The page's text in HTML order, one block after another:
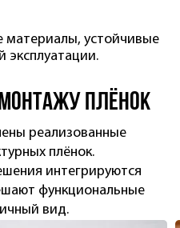
материалы, устойчивые
эксплуатации.
плёнок
реализованные
плёнок.
интегрируются
функциональные
вид.